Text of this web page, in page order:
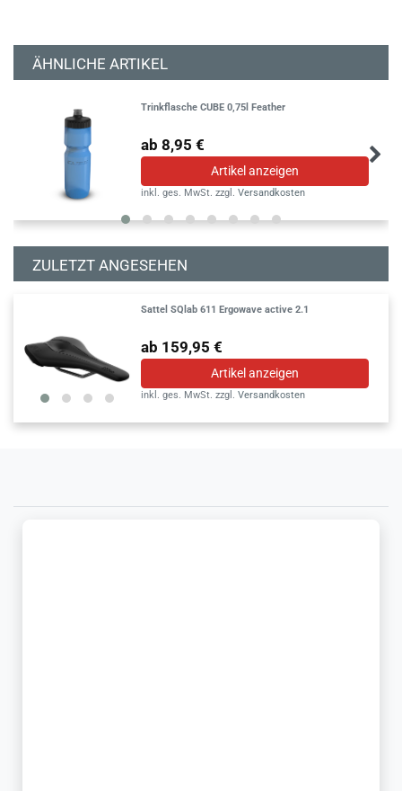
ÄHNLICHE ARTIKEL
Trinkflasche CUBE 0,75l Feather
ab 8,95 €
Artikel anzeigen
inkl. ges. MwSt. zzgl.Versandkosten
ZULETZT ANGESEHEN
Sattel SQlab 611 Ergowave active 2.1
ab 159,95 €
Artikel anzeigen
inkl. ges. MwSt. zzgl.Versandkosten